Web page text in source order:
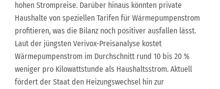
hohen Strompreise. Darüber hinaus könnten private
Haushalte von speziellen Tarifen für Wärmepumpenstrom
profitieren, was die Bilanz noch positiver ausfallen lässt.
Laut der jüngsten Verivox-Preisanalyse kostet
Wärmepumpenstrom im Durchschnitt rund 10 bis 20 %
weniger pro Kilowattstunde als Haushaltsstrom. Aktuell
fördert der Staat den Heizungswechsel hin zur